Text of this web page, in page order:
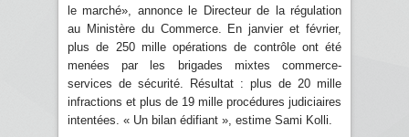
le marché», annonce le Directeur de la régulation
au Ministère du Commerce. En janvier et février,
plus de 250 mille opérations de contrôle ont été
menées par les brigades mixtes commerce-
services de sécurité. Résultat : plus de 20 mille
infractions et plus de 19 mille procédures judiciaires
intentées. « Un bilan édifiant », estime Sami Kolli.